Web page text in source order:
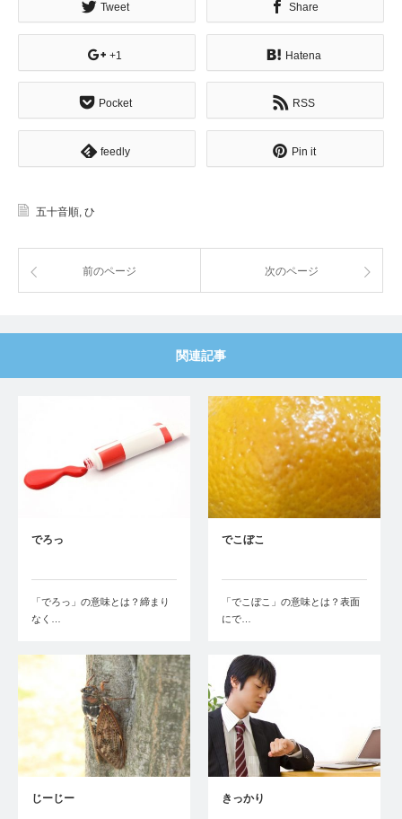
Tweet Share
+1 Hatena
Pocket RSS
feedly Pin it
五十音順 ひ
前のページ 次のページ
関連記事
でろっ
「でろっ」の意味とは？締まり
なく…
でこぼこ
「でこぼこ」の意味とは？表面
にで…
じーじー きっかり